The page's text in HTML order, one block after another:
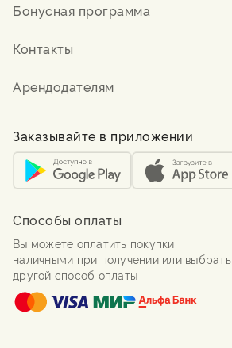
Бонусная программа
Контакты
Арендодателям
Заказывайте в приложении
Способы оплаты
Вы можете оплатить покупки
наличными при получении или выбрать
другой способ оплаты